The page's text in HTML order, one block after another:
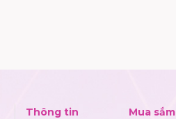
Thông tin
Mua sắm